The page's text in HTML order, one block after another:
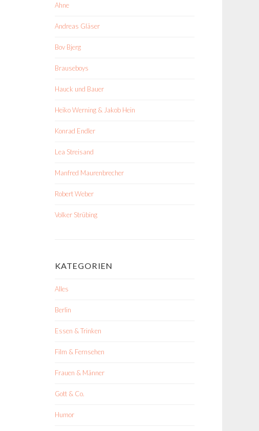
Ahne
Andreas Gläser
Bov Bjerg
Brauseboys
Hauck und Bauer
Heiko Werning & Jakob Hein
Konrad Endler
Lea Streisand
Manfred Maurenbrecher
Robert Weber
Volker Strübing
KATEGORIEN
Alles
Berlin
Essen & Trinken
Film & Fernsehen
Frauen & Männer
Gott & Co.
Humor